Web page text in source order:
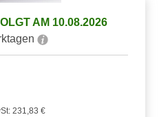
AM 10.08.2026
231,83 €